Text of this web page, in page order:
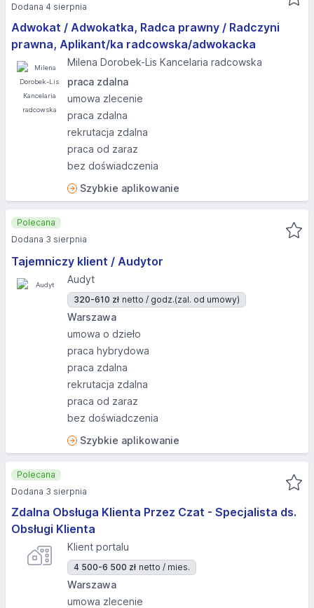
Adwokat / Adwokatka, Radca prawny / Radczyni
prawna, Aplikant/ka radcowska/adwokacka
Milena Dorobek-Lis Kancelaria radcowska
praca zdalna
umowa zlecenie
praca zdalna
rekrutacja zdalna
praca od zaraz
bez doświadczenia
Szybkie aplikowanie
Dodana 4 sierpnia
Tajemniczy klient / Audytor
Audyt
320-610 zł netto / godz.(zal. od umowy)
Warszawa
umowa o dzieło
praca hybrydowa
praca zdalna
rekrutacja zdalna
praca od zaraz
bez doświadczenia
Szybkie aplikowanie
Polecana
Dodana 3 sierpnia
Zdalna Obsługa Klienta Przez Czat - Specjalista ds.
Obsługi Klienta
Klient portalu
4 500-6 500 zł netto / mies.
Warszawa
umowa zlecenie
Polecana
Dodana 3 sierpnia